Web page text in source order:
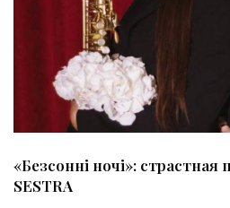
«Безсонні ночі»:
SESTRA